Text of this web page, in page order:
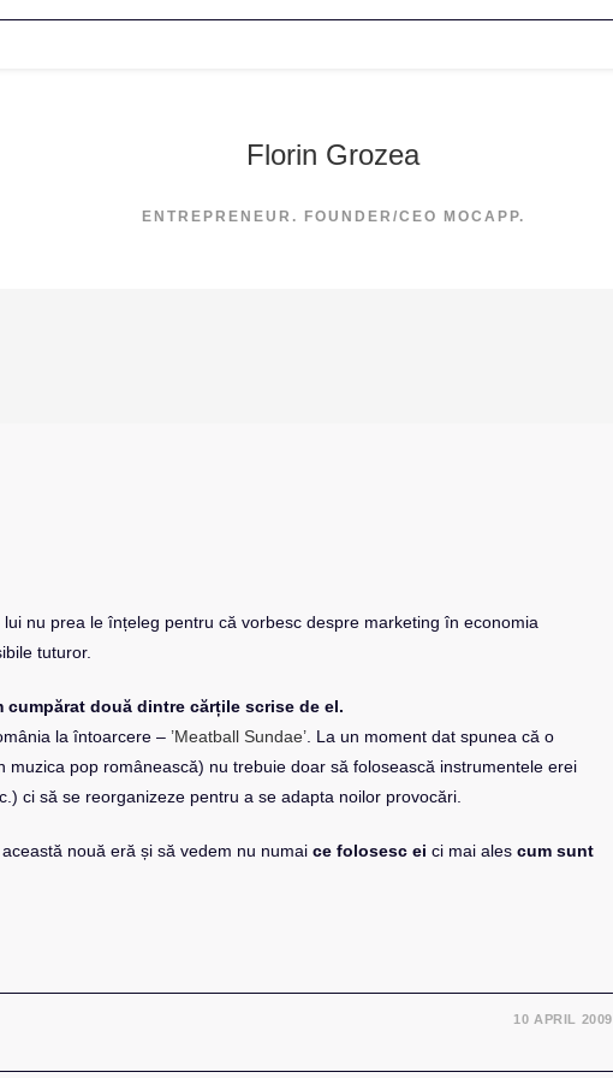
Florin Grozea
ENTREPRENEUR. FOUNDER/CEO MOCAPP.
nu prea le înțeleg pentru că vorbesc despre marketing în economia
tuturor.
cumpărat două dintre cărțile scrise de el.
la întoarcere – ’Meatball Sundae’ . La un moment dat spunea că o
muzica pop românească) nu trebuie doar să folosească instrumentele erei
ci să se reorganizeze pentru a se adapta noilor provocări.
nouă eră și să vedem nu numai ce folosesc ei ci mai ales cum sunt
10 APRIL 2009